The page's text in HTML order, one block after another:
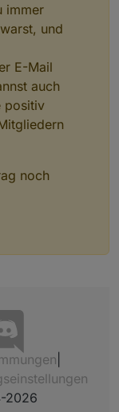
immer
und
E-Mail
auch
positiv
noch
2026